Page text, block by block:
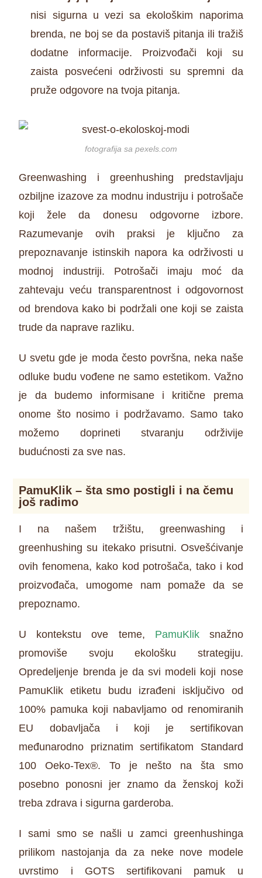
nisi sigurna u vezi sa ekološkim naporima
brenda, ne boj se da postaviš pitanja ili tražiš
dodatne informacije. Proizvođači koji su
zaista posvećeni održivosti su spremni da
pruže odgovore na tvoja pitanja.
fotografija sa pexels.com
Greenwashing i greenhushing predstavljaju
ozbiljne izazove za modnu industriju i potrošače
koji žele da donesu odgovorne izbore.
Razumevanje ovih praksi je ključno za
prepoznavanje istinskih napora ka održivosti u
modnoj industriji. Potrošači imaju moć da
zahtevaju veću transparentnost i odgovornost
od brendova kako bi podržali one koji se zaista
trude da naprave razliku.
U svetu gde je moda često površna, neka naše
odluke budu vođene ne samo estetikom. Važno
je da budemo informisane i kritične prema
onome što nosimo i podržavamo. Samo tako
možemo doprineti stvaranju održivije
budućnosti za sve nas.
PamuKlik – šta smo postigli i na čemu
još radimo
I na našem tržištu, greenwashing i
greenhushing su itekako prisutni. Osvešćivanje
ovih fenomena, kako kod potrošača, tako i kod
proizvođača, umogome nam pomaže da se
prepoznamo.
U kontekstu ove teme, PamuKliksnažno
promoviše svoju ekološku strategiju.
Opredeljenje brenda je da svi modeli koji nose
PamuKlik etiketu budu izrađeni isključivo od
100% pamuka koji nabavljamo od renomiranih
EU dobavljača i koji je sertifikovan
međunarodno priznatim sertifikatom Standard
100 Oeko-Tex®. To je nešto na šta smo
posebno ponosni jer znamo da ženskoj koži
treba zdrava i sigurna garderoba.
I sami smo se našli u zamci greenhushinga
prilikom nastojanja da za neke nove modele
uvrstimo i GOTS sertifikovani pamuk u